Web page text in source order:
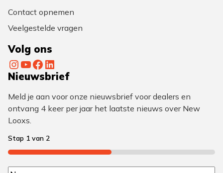
Contact opnemen
Veelgestelde vragen
Volg ons
InstagramYouTube Facebook LinkedIn
Nieuwsbrief
Meld je aan voor onze nieuwsbrief voor dealers en
ontvang 4 keer per jaar het laatste nieuws over New
Looxs.
Stap 1 van 2
50%